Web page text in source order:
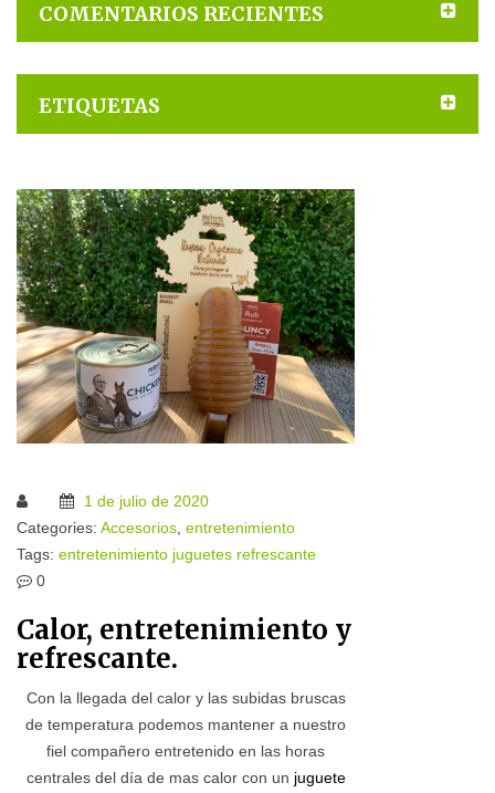
COMENTARIOS RECIENTES
ETIQUETAS
1 de julio de 2020
Categories: Accesorios entretenimiento
Tags: entretenimiento juguetes refrescante
0
Calor, entretenimiento y
refrescante.
Con la llegada del calor y las subidas bruscas
de temperatura podemos mantener a nuestro
fiel compañero entretenido en las horas
centrales del día de mas calor con un juguete